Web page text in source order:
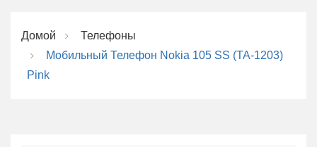
Домой
Телефоны
Мобильный Телефон Nokia 105 SS (TA-1203)
Pink